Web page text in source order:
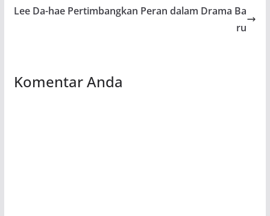
Lee Da-hae Pertimbangkan Peran dalam Drama Ba
ru
Komentar Anda